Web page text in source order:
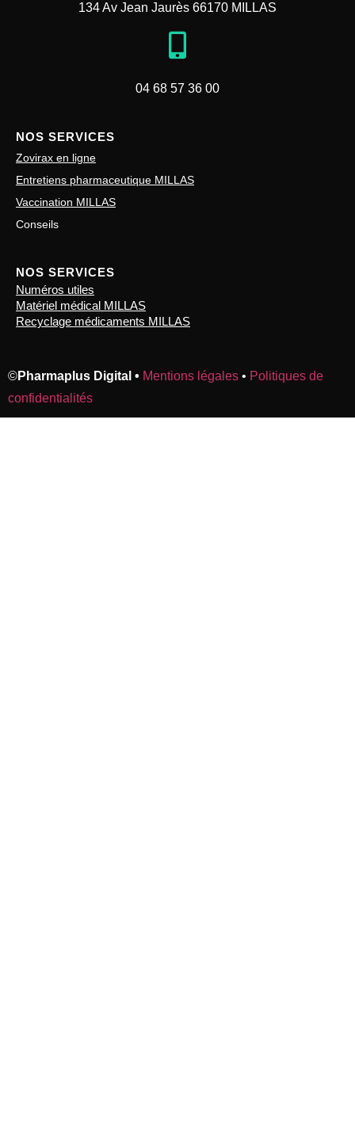
134 Av Jean Jaurès 66170 MILLAS
04 68 57 36 00
NOS SERVICES
Zovirax en ligne
Entretiens pharmaceutique MILLAS
Vaccination MILLAS
Conseils
NOS SERVICES
Numéros utiles
Matériel médical MILLAS
Recyclage médicaments MILLAS
©Pharmaplus Digital • Mentions légales • Politiques de
confidentialités